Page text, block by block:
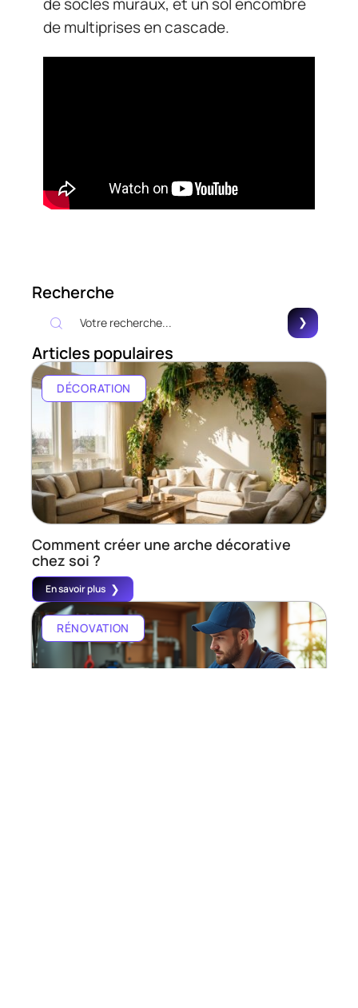
de multiprises en cascade.
Recherche
Articles populaires
DÉCORATION
Comment créer une arche décorative
chez soi ?
En savoir plus
RÉNOVATION